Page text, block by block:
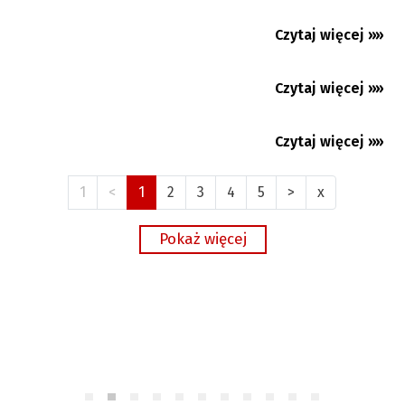
07.08.2026
Czytaj więcej »»
07.08.2026
Czytaj więcej »»
07.08.2026
Czytaj więcej »»
1 < 1 2 3 4 5 > x